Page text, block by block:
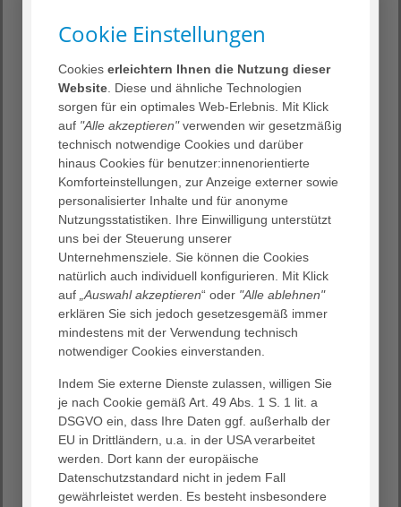
muss ihren vollmundigen Worten Taten folgen lassen“,
führt Einrichtungsleiter Manuel Unger aus dem
AGAPLESION HEIMATHAUS anlässlich des heutigen Tages
der Pflegenden weiter aus.
„Die konkreten Vorschläge für eine grundlegende Reform
der Pflegeversicherung liegen vor und werden von einer
großen Mehrheit der Verbände und auch
pflegepolitischen Vertretern befürwortet.“, so Wilfried
Wesemann, Vorsitzendes des DEVAP weiter. „Auch der
DEVAP hat mit dem „Strategiepapier Altenarbeit und
Pflege 2021 bis 2025“ hierzu seinen Beitrag geleistet. Wir
fordern gemeinsam mit vielen anderen Akteuren einen
Pflegegipfel und auch eine Enquete-Kommission für die
Pflege, damit wir diese gemeinsam grundlegend
reformieren und einen Masterplan entwickeln können.
Die klugen Ideen sind da, um die Katastrophe
abzuwenden und endlich gesamtgesellschaftlich die
Langzeitpflege zu entlasten.“
Das demographische Pulverfass, das Maria Loheide,
Vorständin für Sozialpolitik der Diakonie Deutschland,
bereits im vergangenen Jahr angemahnt hatte, paart sich
mit knapp 500.000 Pflegekräften, die in den kommenden
zehn Jahren in ihren Ruhestand gehen. Es gibt immer
mehr pflege- und hilfebedürftige Menschen und immer
weniger Pflegende. „Das ist eine explosive Mischung, die
Cookie Einstellungen
Cookieserleichtern Ihnen die Nutzung dieser
Website . Diese und ähnliche Technologien
sorgen für ein optimales Web-Erlebnis. Mit Klick
auf "Alle akzeptieren"verwenden wir gesetzmäßig
technisch notwendige Cookies und darüber
hinaus Cookies für benutzer:innenorientierte
Komforteinstellungen, zur Anzeige externer sowie
personalisierter Inhalte und für anonyme
Nutzungsstatistiken. Ihre Einwilligung unterstützt
uns bei der Steuerung unserer
Unternehmensziele. Sie können die Cookies
natürlich auch individuell konfigurieren. Mit Klick
auf „Auswahl akzeptieren“ oder "Alle ablehnen"
erklären Sie sich jedoch gesetzesgemäß immer
mindestens mit der Verwendung technisch
notwendiger Cookies einverstanden.
Indem Sie externe Dienste zulassen, willigen Sie
je nach Cookie gemäß Art. 49 Abs. 1 S. 1 lit. a
DSGVO ein, dass Ihre Daten ggf. außerhalb der
EU in Drittländern, u.a. in der USA verarbeitet
werden. Dort kann der europäische
Datenschutzstandard nicht in jedem Fall
gewährleistet werden. Es besteht insbesondere